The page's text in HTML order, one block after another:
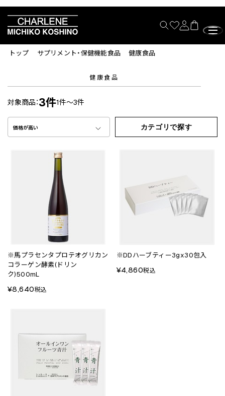
トップ サプリメント・保健機能食品 健康食品
健康食品
対象商品：3件1件～3件
価格が高い カテゴリで探す
※馬プラセンタプロテオグリカン
コラーゲン酵素(ドリン
ク)500mL
¥8,640税込
※DDハーブティー3gx30包入
¥4,860税込